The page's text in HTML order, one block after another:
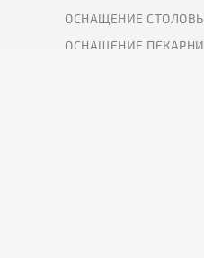
ОСНАЩЕНИЕ
ОСНАЩЕНИЕ ПЕКАРНИ